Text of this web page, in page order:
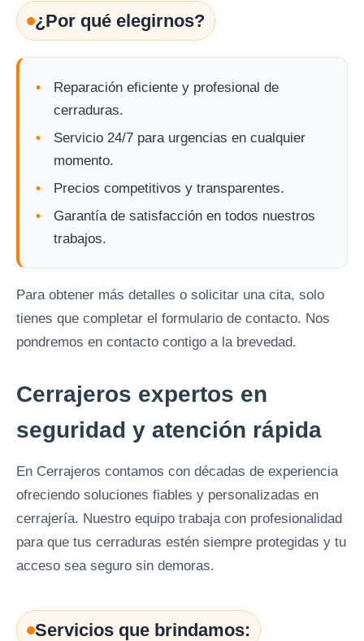
¿Por qué elegirnos?
Reparación eficiente y profesional de
cerraduras.
Servicio 24/7 para urgencias en cualquier
momento.
Precios competitivos y transparentes.
Garantía de satisfacción en todos nuestros
trabajos.
Para obtener más detalles o solicitar una cita, solo
tienes que completar el formulario de contacto. Nos
pondremos en contacto contigo a la brevedad.
Cerrajeros expertos en
seguridad y atención rápida
En Cerrajeros contamos con décadas de experiencia
ofreciendo soluciones fiables y personalizadas en
cerrajería. Nuestro equipo trabaja con profesionalidad
para que tus cerraduras estén siempre protegidas y tu
acceso sea seguro sin demoras.
Servicios que brindamos: